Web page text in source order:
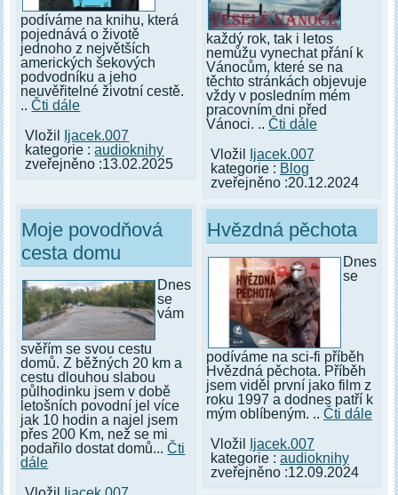
podíváme na knihu, která
pojednává o životě
jednoho z největších
amerických šekových
podvodníku a jeho
neuvěřitelné životní cestě.
..Čti dále
Vložil
Ijacek.007
kategorie :audioknihy
zveřejněno :13.02.2025
každý rok, tak i letos
nemůžu vynechat přání k
Vánocům, které se na
těchto stránkách objevuje
vždy v posledním mém
pracovním dni před
Vánoci. .. Čti dále
Vložil
Ijacek.007
kategorie : Blog
zveřejněno :20.12.2024
Moje povodňová
cesta domu
Dnes
se
vám
svěřím se svou cestu
domů. Z běžných 20 km a
cestu dlouhou slabou
půlhodinku jsem v době
letošních povodní jel více
jak 10 hodin a najel jsem
přes 200 Km, než se mi
podařilo dostat domů...Čti
dále
Hvězdná pěchota
Dnes
se
podíváme na sci-fi příběh
Hvězdná pěchota. Příběh
jsem viděl první jako film z
roku 1997 a dodnes patří k
mým oblíbeným. .. Čti dále
Vložil
Ijacek.007
kategorie : audioknihy
zveřejněno :12.09.2024